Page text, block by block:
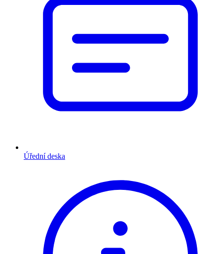
Úřední deska